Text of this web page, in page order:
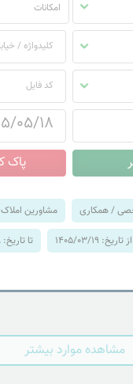
امکانات
/ همکاری مشاورین املاک
از تاریخ: 1405/03/19 تا تاریخ: 1405/05/18
مشاهده موارد بیشتر